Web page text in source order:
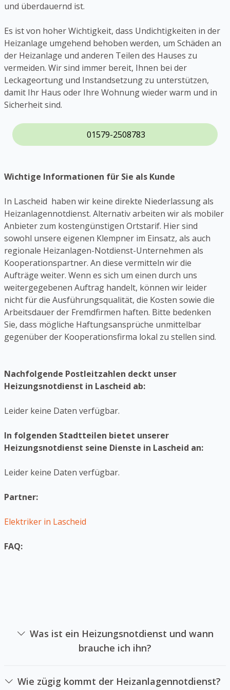
und überdauernd ist.
Es ist von hoher Wichtigkeit, dass Undichtigkeiten in der
Heizanlage umgehend behoben werden, um Schäden an
der Heizanlage und anderen Teilen des Hauses zu
vermeiden. Wir sind immer bereit, Ihnen bei der
Leckageortung und Instandsetzung zu unterstützen,
damit Ihr Haus oder Ihre Wohnung wieder warm und in
Sicherheit sind.
01579-2508783
Wichtige Informationen für Sie als Kunde
In Lascheid haben wir keine direkte Niederlassung als
Heizanlagennotdienst. Alternativ arbeiten wir als mobiler
Anbieter zum kostengünstigen Ortstarif. Hier sind
sowohl unsere eigenen Klempner im Einsatz, als auch
regionale Heizanlagen-Notdienst-Unternehmen als
Kooperationspartner. An diese vermitteln wir die
Aufträge weiter. Wenn es sich um einen durch uns
weitergegebenen Auftrag handelt, können wir leider
nicht für die Ausführungsqualität, die Kosten sowie die
Arbeitsdauer der Fremdfirmen haften. Bitte bedenken
Sie, dass mögliche Haftungsansprüche unmittelbar
gegenüber der Kooperationsfirma lokal zu stellen sind.
Nachfolgende Postleitzahlen deckt unser
Heizungsnotdienst in Lascheid ab:
Leider keine Daten verfügbar.
In folgenden Stadtteilen bietet unserer
Heizungsnotdienst seine Dienste in Lascheid an:
Leider keine Daten verfügbar.
Partner:
Elektriker in Lascheid
FAQ:
Was ist ein Heizungsnotdienst und wann
brauche ich ihn?
Instandsetzung von Heizungsanlagen in Notsituationen
Wie zügig kommt der Heizanlagennotdienst?